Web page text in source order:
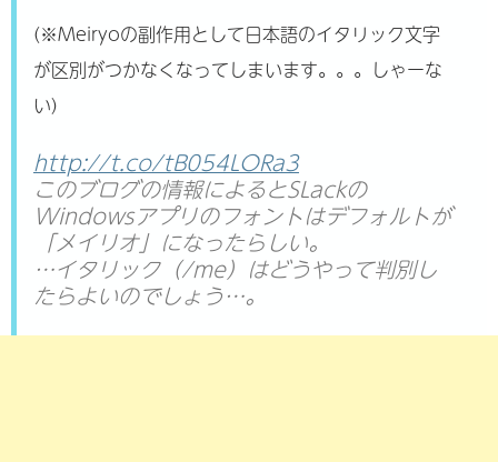
(※Meiryoの副作用として日本語のイタリック文字
が区別がつかなくなってしまいます。。。しゃーな
い)
http://t.co/tB054LORa3
このブログの情報によるとSLackの
Windowsアプリのフォントはデフォルトが
「メイリオ」になったらしい。
…イタリック（/me）はどうやって判別し
たらよいのでしょう…。